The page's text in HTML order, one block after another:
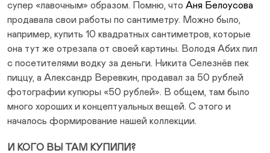
супер «лавочным» образом. Помню, что Аня Белоусова
продавала свои работы по сантиметру. Можно было,
например, купить 10 квадратных сантиметров, которые
она тут же отрезала от своей картины. Володя Абих пил
с посетителями водку за деньги. Никита Селезнёв пек
пиццу, а Александр Веревкин, продавал за 50 рублей
фотографии купюры «50 рублей». В общем, там было
много хороших и концептуальных вещей. С этого и
началось формирование нашей коллекции.
И КОГО ВЫ ТАМ КУПИЛИ?